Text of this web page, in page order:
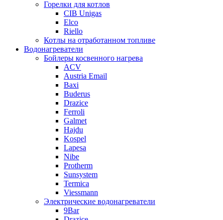
Горелки для котлов
CIB Unigas
Elco
Riello
Котлы на отработанном топливе
Водонагреватели
Бойлеры косвенного нагрева
ACV
Austria Email
Baxi
Buderus
Drazice
Ferroli
Galmet
Hajdu
Kospel
Lapesa
Nibe
Protherm
Sunsystem
Termica
Viessmann
Электрические водонагреватели
9Bar